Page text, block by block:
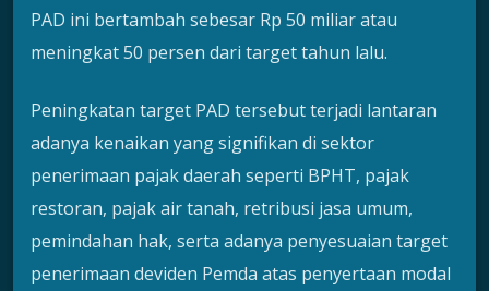
PAD ini bertambah sebesar Rp 50 miliar atau
meningkat 50 persen dari target tahun lalu.
Peningkatan target PAD tersebut terjadi lantaran
adanya kenaikan yang signifikan di sektor
penerimaan pajak daerah seperti BPHT, pajak
restoran, pajak air tanah, retribusi jasa umum,
pemindahan hak, serta adanya penyesuaian target
penerimaan deviden Pemda atas penyertaan modal